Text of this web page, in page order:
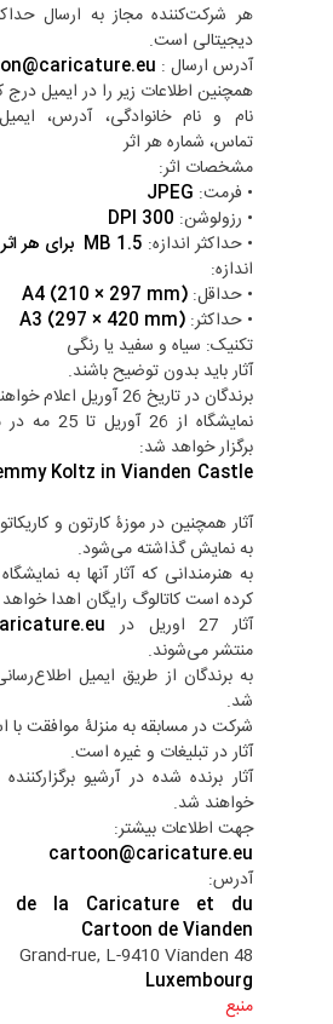
دیجیتالی است.
آدرس ارسال :
همچنین اطلاعات زیر را در ایمیل درج
نام و نام خانوادگی، آدرس،
تماس، شماره هر اثر
مشخصات اثر:
• فرمت: JPEG
• رزولوشن: 300 DPI
• حداکثر اندازه: 1.5 MB برای هر اثر
اندازه:
• حداقل:A4 (210 × 297 mm)
• حداکثر:A3 (297 × 420 mm)
تکنیک: سیاه و سفید یا رنگی
آثار باید بدون توضیح باشند.
برندگان در تاریخ 26 آوریل اعلام خواهند شد.
نمایشگاه از 26
برگزار خواهد شد:
Koltz in Vianden Castle
آثار همچنین در موزۀ کارتون و
به نمایش گذاشته می‌شود.
به هنرمندانی که آثار آنها به
کرده است کاتالوگ رایگان اهدا
آثار 27 اوریل در
منتشر می‌شوند.
به برندگان از طریق ایمیل
شد.
شرکت در مسابقه به منزلۀ موافقت با
آثار در تبلیغات و غیره است.
آثار برنده شده در آرشیو
خواهند شد.
جهت اطلاعات بیشتر:
cartoon@caricature.eu
آدرس:
de la Caricature et du
Cartoon de Vianden
48 Grand-rue, L-9410 Vianden
Luxembourg
منبع